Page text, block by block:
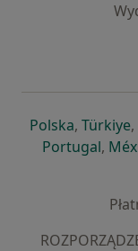
Polskaotwiera
, Türkiye,
Portugal,